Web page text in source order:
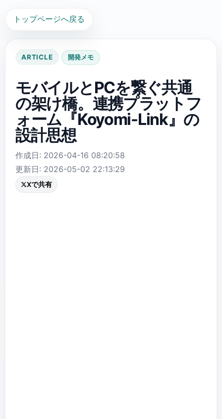
トップページへ戻る
ARTICLE 開発メモ
モバイルとPCを繋ぐ共通
の架け橋。連携プラットフ
ォーム『Koyomi-Link』の
設計思想
作成日: 2026-04-16 08:20:58
更新日: 2026-05-02 22:13:29
Xで共有